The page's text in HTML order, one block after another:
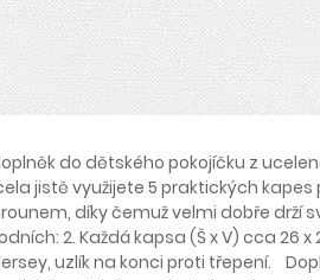
do dětského pokojíčku z
jistě využijete 5 praktických
díky čemuž velmi dobře
2. Každá kapsa (Š x V) cca
Jersey, uzlík na konci proti třepení.